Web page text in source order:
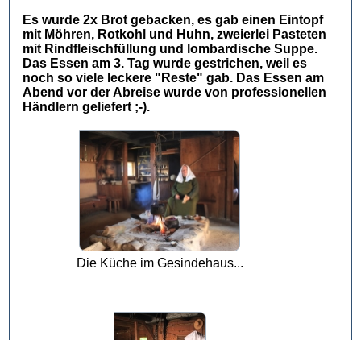
Es wurde 2x Brot gebacken, es gab einen Eintopf
mit Möhren, Rotkohl und Huhn, zweierlei Pasteten
mit Rindfleischfüllung und lombardische Suppe.
Das Essen am 3. Tag wurde gestrichen, weil es
noch so viele leckere "Reste" gab. Das Essen am
Abend vor der Abreise wurde von professionellen
Händlern geliefert ;-).
Die Küche im Gesindehaus...